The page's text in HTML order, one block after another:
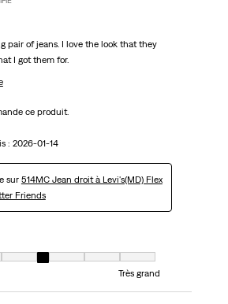
pair of jeans. I love the look that they
I got them for.
ce produit.
: 2026-01-14
sur 514MC Jean droit à Levi's(MD) Flex
Friends
est égal à Très petit et 7 est égal à Très grand
Très grand